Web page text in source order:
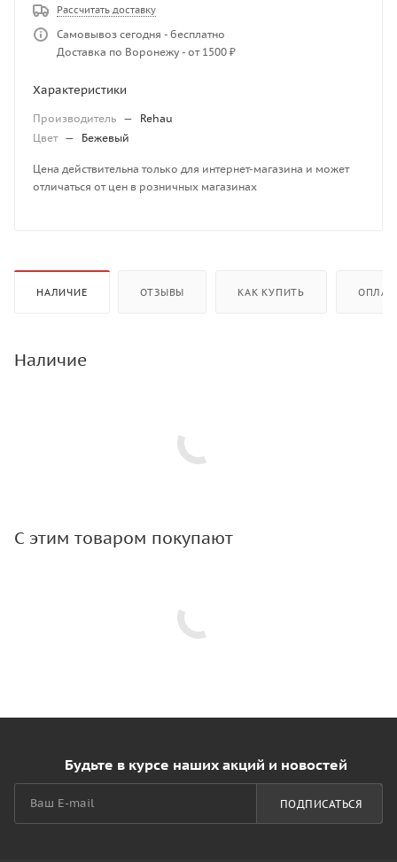
Рассчитать доставку
Самовывоз сегодня - бесплатно
Доставка по Воронежу - от 1500 ₽
Характеристики
Производитель —
Rehau
Цвет — Бежевый
Цена действительна только для интернет-магазина и может
отличаться от цен в розничных магазинах
НАЛИЧИЕ ОТЗЫВЫ КАК КУПИТЬ
Наличие
С этим товаром покупают
Будьте в курсе наших акций и новостей
ПОДПИСАТЬСЯ